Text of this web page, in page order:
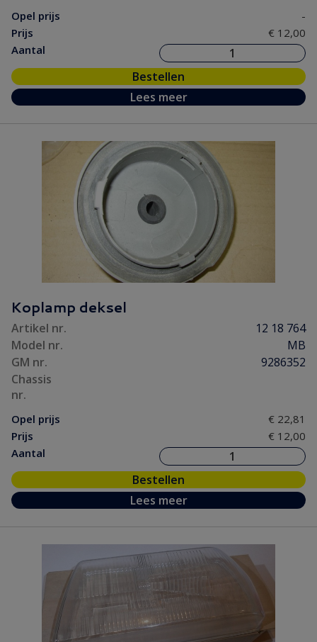
Opel prijs
-
Prijs
€ 12,00
Aantal
Bestellen
Lees meer
Koplamp deksel
Artikel nr.
12 18 764
Model nr.
MB
GM nr.
9286352
Chassis
nr.
Opel prijs
€ 22,81
Prijs
€ 12,00
Aantal
Bestellen
Lees meer